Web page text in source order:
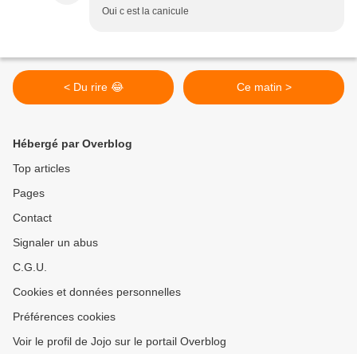
Oui c est la canicule
< Du rire 😂 Ce matin >
Hébergé par Overblog
Top articles
Pages
Contact
Signaler un abus
C.G.U.
Cookies et données personnelles
Préférences cookies
Voir le profil de Jojo sur le portail Overblog